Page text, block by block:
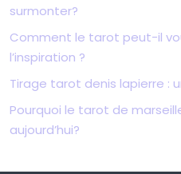
surmonter?
Comment le tarot peut-il
l’inspiration ?
Tirage tarot denis lapierre :
Pourquoi le tarot de
aujourd’hui?